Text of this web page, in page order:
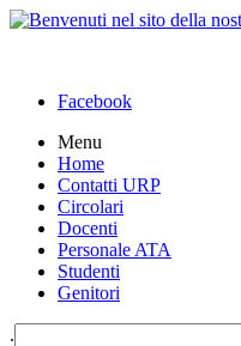
Facebook
Menu
Home
Contatti URP
Circolari
Docenti
Personale ATA
Studenti
Genitori
.